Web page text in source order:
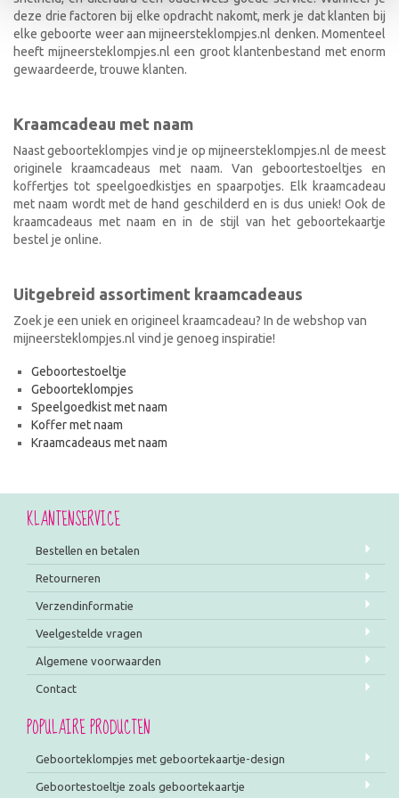
deze drie factoren bij elke opdracht nakomt, merk je dat klanten bij
elke geboorte weer aan mijneersteklompjes.nl denken. Momenteel
heeft mijneersteklompjes.nl een groot klantenbestand met enorm
gewaardeerde, trouwe klanten.
Kraamcadeau met naam
Naast geboorteklompjes vind je op mijneersteklompjes.nl de meest
originele kraamcadeaus met naam. Van geboortestoeltjes en
koffertjes tot speelgoedkistjes en spaarpotjes. Elk kraamcadeau
met naam wordt met de hand geschilderd en is dus uniek! Ook de
kraamcadeaus met naam en in de stijl van het geboortekaartje
bestel je online.
Uitgebreid assortiment kraamcadeaus
Zoek je een uniek en origineel kraamcadeau? In de webshop van
mijneersteklompjes.nl vind je genoeg inspiratie!
Geboortestoeltje
Geboorteklompjes
Speelgoedkist met naam
Koffer met naam
Kraamcadeaus met naam
KLANTENSERVICE
Bestellen en betalen
Retourneren
Verzendinformatie
Veelgestelde vragen
Algemene voorwaarden
Contact
POPULAIRE PRODUCTEN
Geboorteklompjes met geboortekaartje-design
Geboortestoeltje zoals geboortekaartje